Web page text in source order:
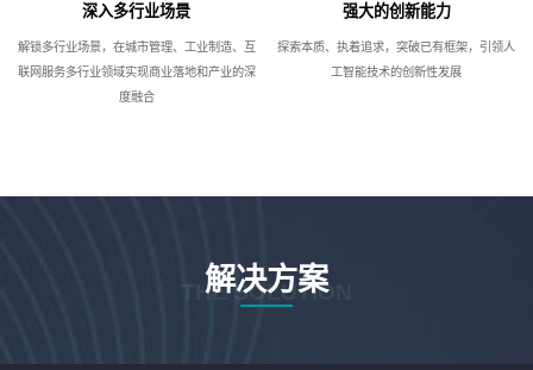
深入多行业场景
解锁多行业场景，在城市管理、工业制造、互
联网服务多行业领域实现商业落地和产业的深
度融合
强大的创新能力
探索本质、执着追求，突破已有框架，引领人
工智能技术的创新性发展
解决方案
THE SOLUTION